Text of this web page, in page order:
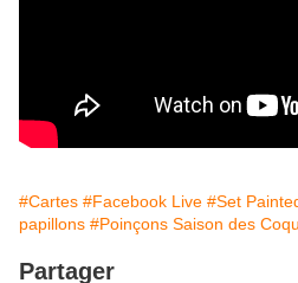
#Cartes #Facebook Live #Set
papillons #Poinçons Saison des
Partager